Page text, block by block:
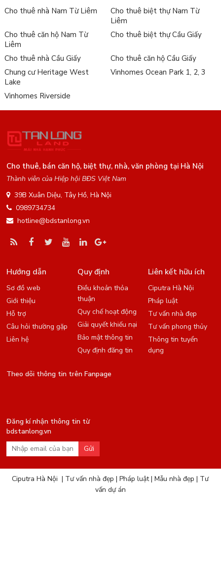
Cho thuê nhà Nam Từ Liêm
Cho thuê biệt thự Nam Từ
Liêm
Cho thuê căn hộ Nam Từ
Liêm
Cho thuê biệt thự Cầu Giấy
Cho thuê nhà Cầu Giấy
Cho thuê căn hộ Cầu Giấy
Chung cư Heritage West
Lake
Vinhomes Ocean Park 1, 2, 3
Vinhomes Riverside
Cho thuê, bán căn hộ, biệt thự, nhà, văn phòng tại Hà Nội
Thành viên của Hiệp hội BĐS Việt Nam
39B Xuân Diệu, Tây Hồ, Hà Nội
0989734734
hotline@bdstanlong.vn
Hướng dẫn
Sơ đồ web
Giới thiệu
Hỗ trợ
Câu hỏi thường gặp
Liên hệ
Quy định
Điều khoản thỏa
thuận
Quy chế hoạt động
Giải quyết khiếu nại
Bảo mật thông tin
Quy định đăng tin
Liên kết hữu ích
Ciputra Hà Nội
Pháp luật
Tư vấn nhà đẹp
Tư vấn phong thủy
Thông tin tuyển
dụng
Theo dõi thông tin trên Fanpage
Đăng kí nhận thông tin từ
bdstanlong.vn
Gửi
Ciputra Hà Nội | Tư vấn nhà đẹp |Pháp luật|Mẫu nhà đẹp | Tư
vấn dự án